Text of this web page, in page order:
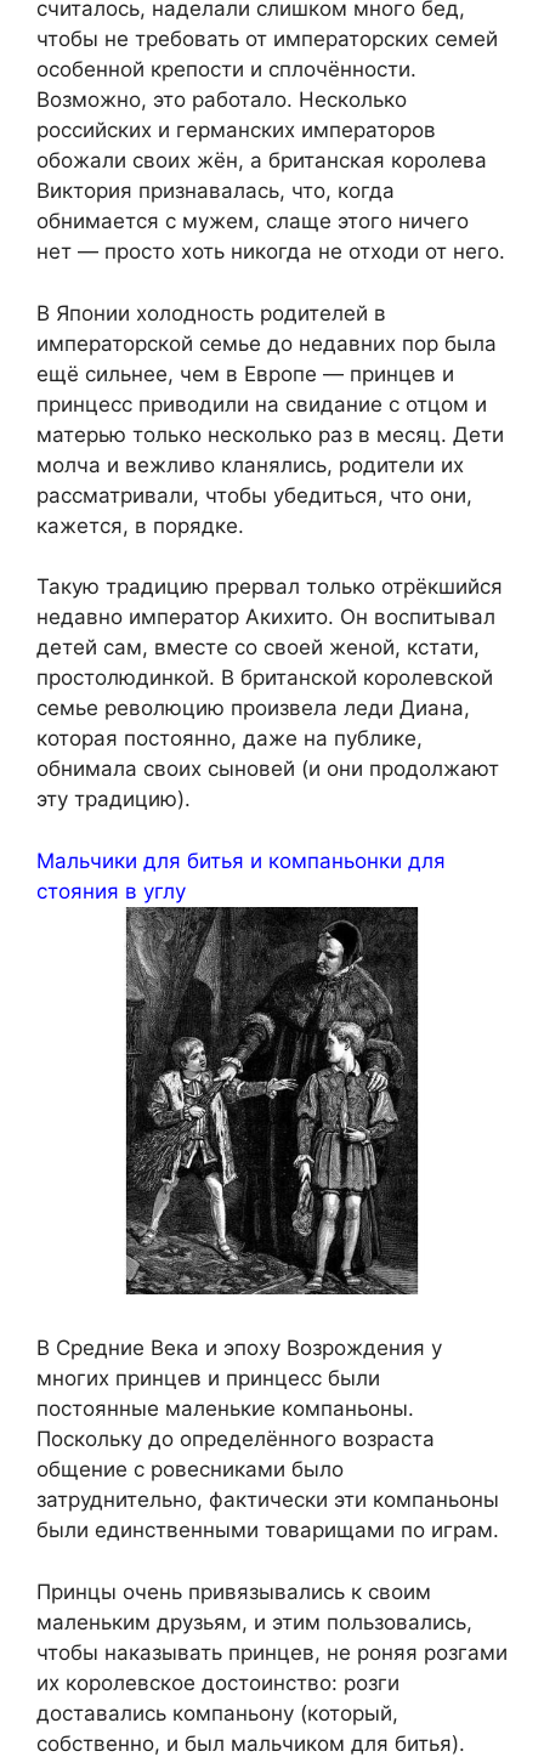
считалось, наделали слишком много бед,
чтобы не требовать от императорских семей
особенной крепости и сплочённости.
Возможно, это работало. Несколько
российских и германских императоров
обожали своих жён, а британская королева
Виктория признавалась, что, когда
обнимается с мужем, слаще этого ничего
нет — просто хоть никогда не отходи от него.
В Японии холодность родителей в
императорской семье до недавних пор была
ещё сильнее, чем в Европе — принцев и
принцесс приводили на свидание с отцом и
матерью только несколько раз в месяц. Дети
молча и вежливо кланялись, родители их
рассматривали, чтобы убедиться, что они,
кажется, в порядке.
Такую традицию прервал только отрёкшийся
недавно император Акихито. Он воспитывал
детей сам, вместе со своей женой, кстати,
простолюдинкой. В британской королевской
семье революцию произвела леди Диана,
которая постоянно, даже на публике,
обнимала своих сыновей (и они продолжают
эту традицию).
Мальчики для битья и компаньонки для
стояния в углу
В Средние Века и эпоху Возрождения у
многих принцев и принцесс были
постоянные маленькие компаньоны.
Поскольку до определённого возраста
общение с ровесниками было
затруднительно, фактически эти компаньоны
были единственными товарищами по играм.
Принцы очень привязывались к своим
маленьким друзьям, и этим пользовались,
чтобы наказывать принцев, не роняя розгами
их королевское достоинство: розги
доставались компаньону (который,
собственно, и был мальчиком для битья).